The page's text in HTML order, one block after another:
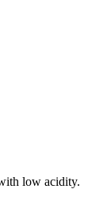
low acidity.